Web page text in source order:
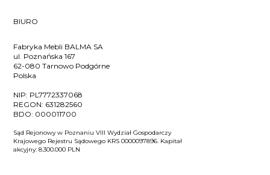
BIURO
Fabryka Mebli BALMA SA
ul. Poznańska 167
62-080 Tarnowo Podgórne
Polska
NIP: PL7772337068
REGON: 631282560
BDO: 000011700
Sąd Rejonowy w Poznaniu VIII Wydział Gospodarczy
Krajowego Rejestru Sądowego KRS 0000097896. Kapitał
akcyjny: 8.300.000 PLN